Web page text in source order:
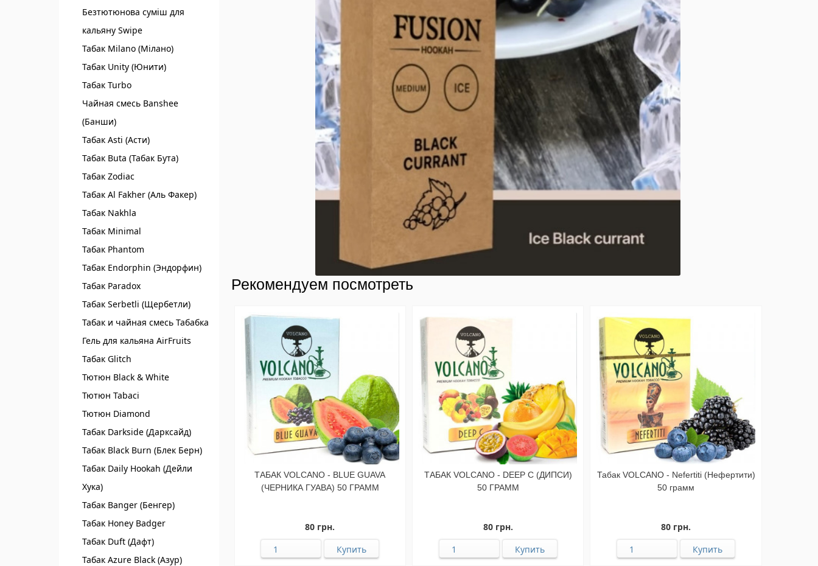
Безтютюнова суміш для
кальяну Swipe
Табак Milano (Мілано)
Табак Unity (Юнити)
Табак Turbo
Чайная смесь Banshee
(Банши)
Табак Asti (Асти)
Табак Buta (Табак Бута)
Табак Zodiac
Табак Al Fakher (Аль Факер)
Табак Nakhla
Табак Minimal
Табак Phantom
Табак Endorphin (Эндорфин)
Табак Paradox
Табак Serbetli (Щербетли)
Табак и чайная смесь Табабка
Гель для кальяна AirFruits
Табак Glitch
Тютюн Black & White
Тютюн Tabaci
Тютюн Diamond
Табак Darkside (Дарксайд)
Табак Black Burn (Блек Берн)
Табак Daily Hookah (Дейли
Хука)
Табак Banger (Бенгер)
Табак Honey Badger
Табак Duft (Дафт)
Табак Azure Black (Азур)
Рекомендуем посмотреть
ТАБАК VOLCANO - BLUE GUAVA
(ЧЕРНИКА ГУАВА) 50 ГРАММ
80 грн.
ТАБАК VOLCANO - DEEP C (ДИПСИ)
50 ГРАММ
80 грн.
Табак VOLCANO - Nefertiti (Нефертити)
50 грамм
80 грн.